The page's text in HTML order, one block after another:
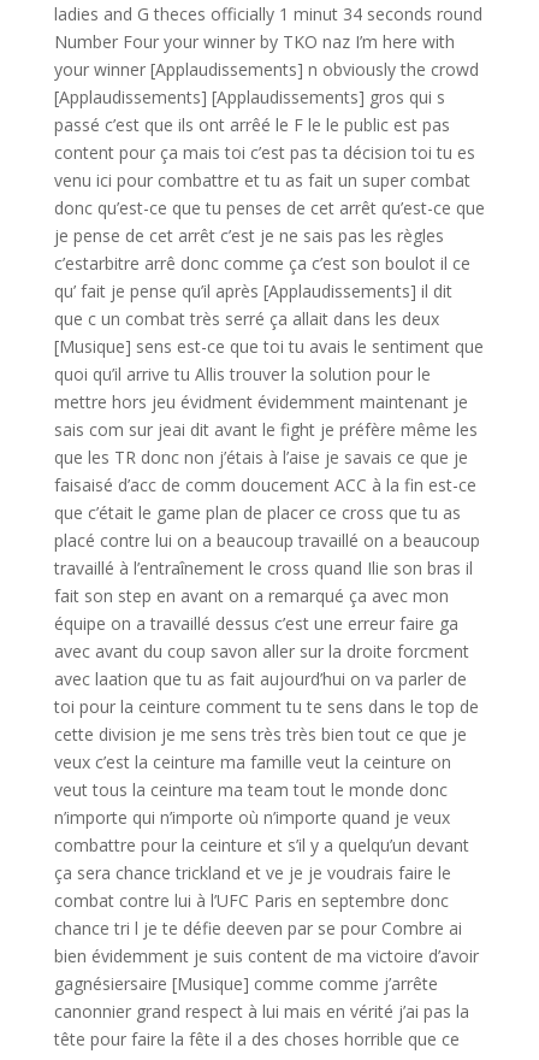
ladies and G theces officially 1 minut 34 seconds round
Number Four your winner by TKO naz I’m here with
your winner [Applaudissements] n obviously the crowd
[Applaudissements] [Applaudissements] gros qui s
passé c’est que ils ont arrêé le F le le public est pas
content pour ça mais toi c’est pas ta décision toi tu es
venu ici pour combattre et tu as fait un super combat
donc qu’est-ce que tu penses de cet arrêt qu’est-ce que
je pense de cet arrêt c’est je ne sais pas les règles
c’estarbitre arrê donc comme ça c’est son boulot il ce
qu’ fait je pense qu’il après [Applaudissements] il dit
que c un combat très serré ça allait dans les deux
[Musique] sens est-ce que toi tu avais le sentiment que
quoi qu’il arrive tu Allis trouver la solution pour le
mettre hors jeu évidment évidemment maintenant je
sais com sur jeai dit avant le fight je préfère même les
que les TR donc non j’étais à l’aise je savais ce que je
faisaisé d’acc de comm doucement ACC à la fin est-ce
que c’était le game plan de placer ce cross que tu as
placé contre lui on a beaucoup travaillé on a beaucoup
travaillé à l’entraînement le cross quand Ilie son bras il
fait son step en avant on a remarqué ça avec mon
équipe on a travaillé dessus c’est une erreur faire ga
avec avant du coup savon aller sur la droite forcment
avec laation que tu as fait aujourd’hui on va parler de
toi pour la ceinture comment tu te sens dans le top de
cette division je me sens très très bien tout ce que je
veux c’est la ceinture ma famille veut la ceinture on
veut tous la ceinture ma team tout le monde donc
n’importe qui n’importe où n’importe quand je veux
combattre pour la ceinture et s’il y a quelqu’un devant
ça sera chance trickland et ve je je voudrais faire le
combat contre lui à l’UFC Paris en septembre donc
chance tri l je te défie deeven par se pour Combre ai
bien évidemment je suis content de ma victoire d’avoir
gagnésiersaire [Musique] comme comme j’arrête
canonnier grand respect à lui mais en vérité j’ai pas la
tête pour faire la fête il a des choses horrible que ce